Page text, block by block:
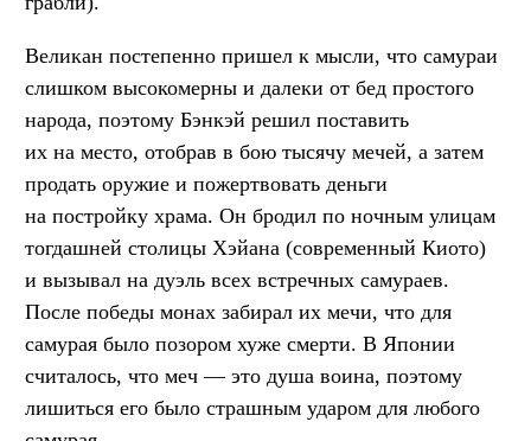
Великан постепенно пришел к мысли, что самураи
слишком высокомерны и далеки от бед простого
народа, поэтому Бэнкэй решил поставить
их на место, отобрав в бою тысячу мечей, а затем
продать оружие и пожертвовать деньги
на постройку храма. Он бродил по ночным улицам
тогдашней столицы Хэйана (современный Киото)
и вызывал на дуэль всех встречных самураев.
После победы монах забирал их мечи, что для
самурая было позором хуже смерти. В Японии
считалось, что меч — это душа воина, поэтому
лишиться его было страшным ударом для любого